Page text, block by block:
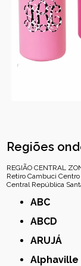
Regiões
REGIÃO CENTRAL
Retiro Cambuci Centro
Central República
ABC
ABCD
ARUJÁ
Alphaville